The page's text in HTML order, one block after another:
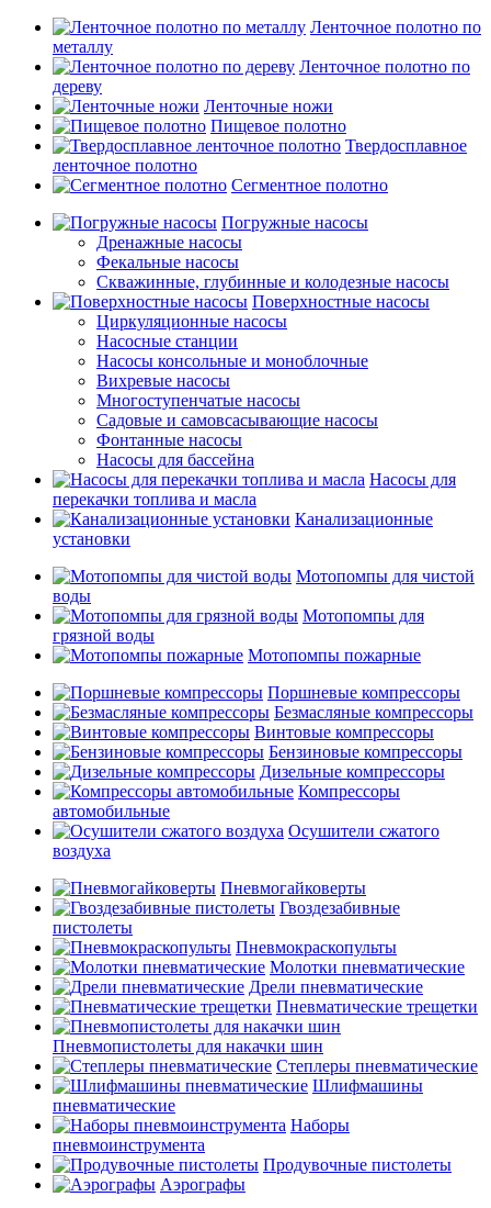
Ленточное полотно по
металлу
Ленточное полотно по
дереву
Ленточные ножи
Пищевое полотно
Твердосплавное
ленточное полотно
Сегментное полотно
Погружные насосы
Дренажные насосы
Фекальные насосы
Скважинные, глубинные и колодезные насосы
Поверхностные насосы
Циркуляционные насосы
Насосные станции
Насосы консольные и моноблочные
Вихревые насосы
Многоступенчатые насосы
Садовые и самовсасывающие насосы
Фонтанные насосы
Насосы для бассейна
Насосы для
перекачки топлива и масла
Канализационные
установки
Мотопомпы для чистой
воды
Мотопомпы для
грязной воды
Мотопомпы пожарные
Поршневые компрессоры
Безмасляные компрессоры
Винтовые компрессоры
Бензиновые компрессоры
Дизельные компрессоры
Компрессоры
автомобильные
Осушители сжатого
воздуха
Пневмогайковерты
Гвоздезабивные
пистолеты
Пневмокраскопульты
Молотки пневматические
Дрели пневматические
Пневматические трещетки
Пневмопистолеты для накачки шин
Степлеры пневматические
Шлифмашины
пневматические
Наборы
пневмоинструмента
Продувочные пистолеты
Аэрографы